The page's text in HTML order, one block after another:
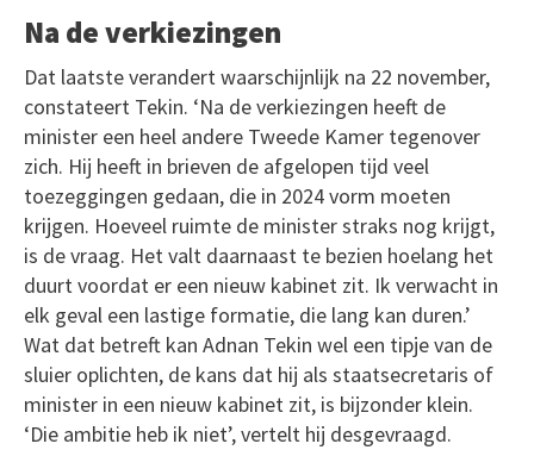
Na de verkiezingen
Dat laatste verandert waarschijnlijk na 22 november,
constateert Tekin. ‘Na de verkiezingen heeft de
minister een heel andere Tweede Kamer tegenover
zich. Hij heeft in brieven de afgelopen tijd veel
toezeggingen gedaan, die in 2024 vorm moeten
krijgen. Hoeveel ruimte de minister straks nog krijgt,
is de vraag. Het valt daarnaast te bezien hoelang het
duurt voordat er een nieuw kabinet zit. Ik verwacht in
elk geval een lastige formatie, die lang kan duren.’
Wat dat betreft kan Adnan Tekin wel een tipje van de
sluier oplichten, de kans dat hij als staatsecretaris of
minister in een nieuw kabinet zit, is bijzonder klein.
‘Die ambitie heb ik niet’, vertelt hij desgevraagd.